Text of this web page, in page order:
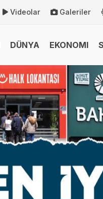
Videolar Galeriler
DÜNYA EKONOMI